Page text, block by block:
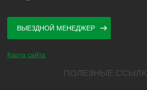
ВЫЕЗДНОЙ МЕНЕДЖЕР
Карта сайта
ПОЛЕЗНЫЕ